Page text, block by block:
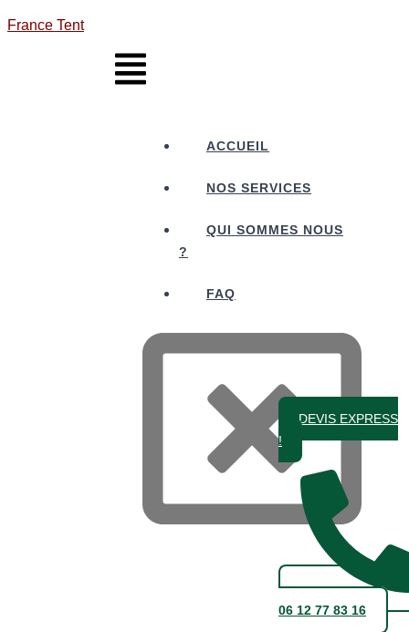
France Tent
ACCUEIL
NOS SERVICES
QUI SOMMES NOUS
?
FAQ
DEVIS EXPRESS
!
06 12 77 83 16